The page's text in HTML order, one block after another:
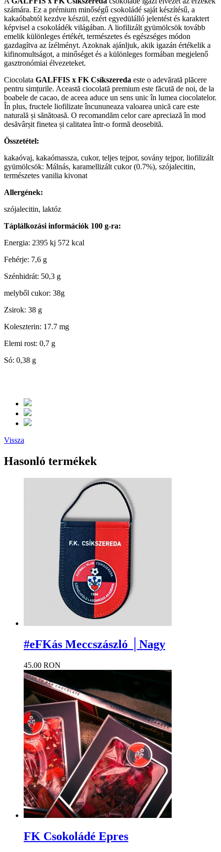
számára. Ez a prémium minőségű csokoládé saját készítésű, a
kakaóbabtól kezdve készül, ezért egyedülálló jelentést és karaktert
képvisel a csokoládék világában. A liofilizált gyümölcsök tovább
emelik különleges értékét, természetes és egészséges módon
gazdagítva az ízélményt. Azoknak ajánljuk, akik igazán értékelik a
kifinomultságot, a minőséget és a különleges formában megjelenő
gasztronómiai élvezeteket.
Ciocolata GALFFIS x FK Csíkszereda este o adevărată plăcere
pentru simțurile. Această ciocolată premium este făcută de noi, de la
boabele de cacao, de aceea aduce un sens unic în lumea ciocolatelor.
În plus, fructele liofilizate încununeaza valoarea unică care este
naturală și sănătoasă. O recomandăm celor care apreciază în mod
desăvârșit finetea și calitatea într-o formă deosebită.
Összetétel:
kakaóvaj, kakaómassza, cukor, teljes tejpor, sovány tejpor, liofilizált
gyümölcsök: Málnás, karamellizált cukor (0.7%), szójalecitin,
természetes vanilia kivonat
Allergének:
szójalecitin, laktóz
Táplálkozási információk 100 g-ra:
Energia: 2395 kj 572 kcal
Fehérje: 7,6 g
Szénhidrát: 50,3 g
melyből cukor: 38g
Zsirok: 38 g
Koleszterin: 17.7 mg
Elemi rost: 0,7 g
Só: 0,38 g
Vissza
Hasonló termékek
#eFKás Meccszászló │Nagy
45.00 RON
FK Csokoládé Epres